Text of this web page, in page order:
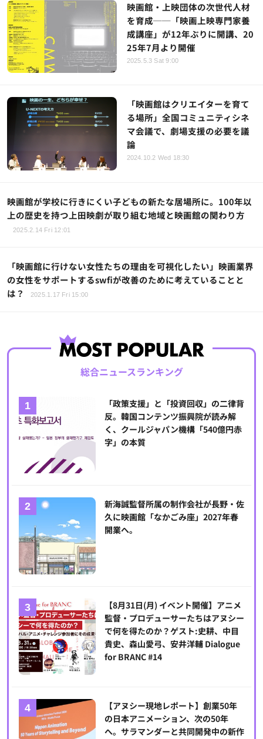
映画館・上映団体の次世代人材
を育成──「映画上映専門家養
成講座」が12年ぶりに開講、20
25年7月より開催
2025.5.3 Sat 9:00
「映画館はクリエイターを育て
る場所」全国コミュニティシネ
マ会議で、劇場支援の必要を議
論
2024.10.2 Wed 18:30
映画館が学校に行きにくい子どもの新たな居場所に。100年以
上の歴史を持つ上田映劇が取り組む地域と映画館の関わり方
2025.2.14 Fri 12:01
「映画館に行けない女性たちの理由を可視化したい」映画業界
の女性をサポートするswfiが改善のために考えていることと
は？
2025.1.17 Fri 15:00
総合ニュースランキング
「政策支援」と「投資回収」の二律背
反。韓国コンテンツ振興院が読み解
く、クールジャパン機構「540億円赤
字」の本質
新海誠監督所属の制作会社が長野・佐
久に映画館「なかごみ座」2027年春
開業へ。
【8月31日(月) イベント開催】アニメ
監督・プロデューサーたちはアヌシー
で何を得たのか？ゲスト:史耕、中目
貴史、森山愛弓、安井洋輔 Dialogue
for BRANC #14
【アヌシー現地レポート】創業50年
の日本アニメーション、次の50年
へ。サラマンダーと共同開発中の新作